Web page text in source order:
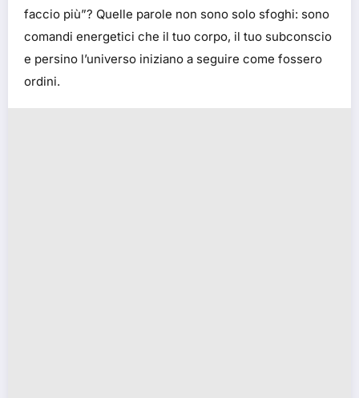
faccio più”? Quelle parole non sono solo sfoghi: sono
comandi energetici che il tuo corpo, il tuo subconscio
e persino l’universo iniziano a seguire come fossero
ordini.